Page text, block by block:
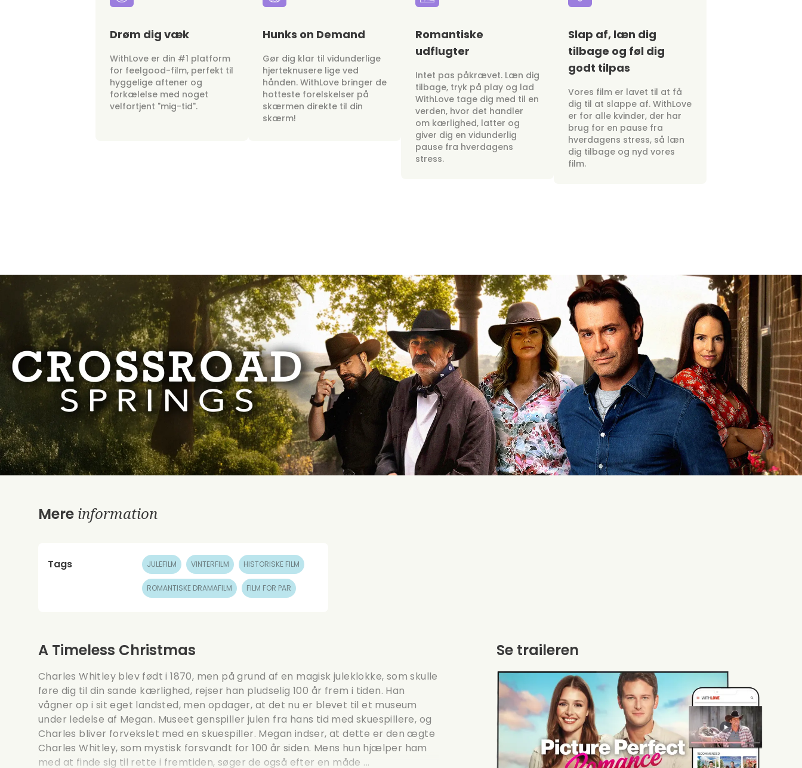
Drøm dig væk
WithLove er din #1 platform
for feelgood-film, perfekt til
hyggelige aftener og
forkælelse med noget
velfortjent "mig-tid".
Hunks on Demand
Gør dig klar til vidunderlige
hjerteknusere lige ved
hånden. WithLove bringer de
hotteste forelskelser på
skærmen direkte til din
skærm!
Romantiske
udflugter
Intet pas påkrævet. Læn dig
tilbage, tryk på play og lad
WithLove tage dig med til en
verden, hvor det handler
om kærlighed, latter og
giver dig en vidunderlig
pause fra hverdagens
stress.
Slap af, læn dig
tilbage og føl dig
godt tilpas
Vores film er lavet til at få
dig til at slappe af. WithLove
er for alle kvinder, der har
brug for en pause fra
hverdagens stress, så læn
dig tilbage og nyd vores
film.
Mere information
Tags JULEFILM VINTERFILM HISTORISKE FILM
ROMANTISKE DRAMAFILM FILM FOR PAR
A Timeless Christmas
Charles Whitley blev født i 1870, men på grund af en magisk juleklokke, som skulle
føre dig til din sande kærlighed, rejser han pludselig 100 år frem i tiden. Han
vågner op i sit eget landsted, men opdager, at det nu er blevet til et museum
under ledelse af Megan. Museet genspiller julen fra hans tid med skuespillere, og
Charles bliver forvekslet med en skuespiller. Megan indser, at dette er den ægte
Charles Whitley, som mystisk forsvandt for 100 år siden. Mens hun hjælper ham
med at finde sig til rette i fremtiden, søger de også efter en måde ...
Se traileren